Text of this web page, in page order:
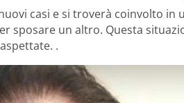
casi e si troverà coinvolto in
sposare un altro. Questa
.